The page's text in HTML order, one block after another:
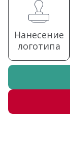
Нанесение
логотипа